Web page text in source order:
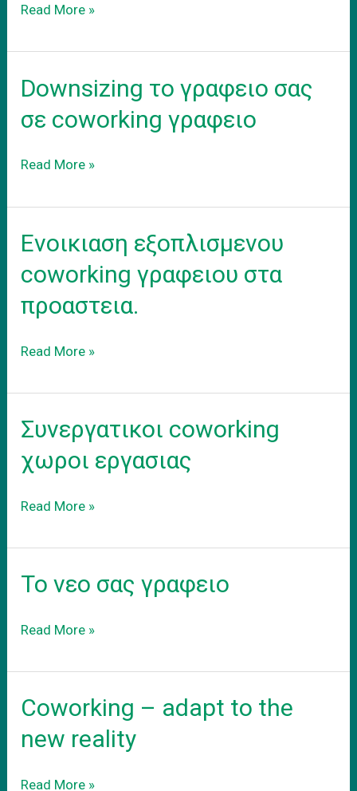
Eνοικιαση
εδρας
για
Read More »
Downsizing το γραφειο σας
σε coworking γραφειο
Downsizing
γραφειο
σε
γραφειο
Read More »
Ενοικιαση εξοπλισμενου
coworking γραφειου στα
προαστεια.
Ενοικιαση
coworking
στα
Read More »
Συνεργατικοι coworking
χωροι εργασιας
Συνεργατικοι
χωροι
Read More »
Το νεο σας γραφειο
Το
σας
Read More »
Coworking – adapt to the
new reality
Coworking
Read More »